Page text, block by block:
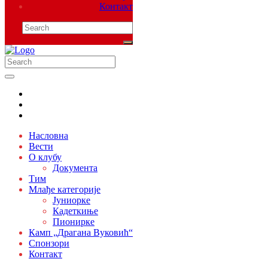
Контакт
Насловна
Вести
О клубу
Документа
Тим
Млађе категорије
Јуниорке
Кадеткиње
Пионирке
Камп „Драгана Вуковић“
Спонзори
Контакт